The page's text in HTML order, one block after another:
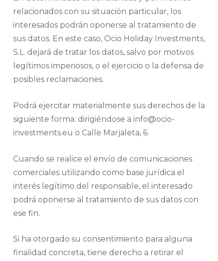
relacionados con su situación particular, los
interesados podrán oponerse al tratamiento de
sus datos. En este caso, Ocio Holiday Investments,
S.L. dejará de tratar los datos, salvo por motivos
legítimos imperiosos, o el ejercicio o la defensa de
posibles reclamaciones.
Podrá ejercitar materialmente sus derechos de la
siguiente forma: dirigiéndose a info@ocio-
investments.eu o Calle Marjaleta, 6.
Cuando se realice el envío de comunicaciones
comerciales utilizando como base jurídica el
interés legítimo del responsable, el interesado
podrá oponerse al tratamiento de sus datos con
ese fin.
Si ha otorgado su consentimiento para alguna
finalidad concreta, tiene derecho a retirar el